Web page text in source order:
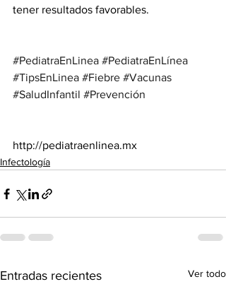
tener resultados favorables.
#PediatraEnLinea #PediatraEnLínea
#TipsEnLinea #Fiebre #Vacunas
#SaludInfantil #Prevención
http://pediatraenlinea.mx
Infectología
Entradas recientes Ver todo